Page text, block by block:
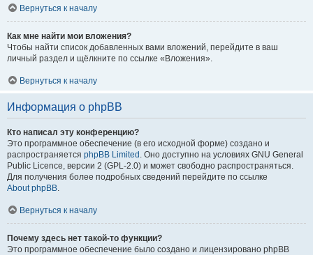
Вернуться к началу
Как мне найти мои вложения?
Чтобы найти список добавленных вами вложений, перейдите в ваш
личный раздел и щёлкните по ссылке «Вложения».
Вернуться к началу
Информация о phpBB
Кто написал эту конференцию?
Это программное обеспечение (в его исходной форме) создано и
распространяется phpBB Limited . Оно доступно на условиях GNU General
Public Licence, версии 2 (GPL-2.0) и может свободно распространяться.
Для получения более подробных сведений перейдите по ссылке
About phpBB.
Вернуться к началу
Почему здесь нет такой-то функции?
Это программное обеспечение было создано и лицензировано phpBB